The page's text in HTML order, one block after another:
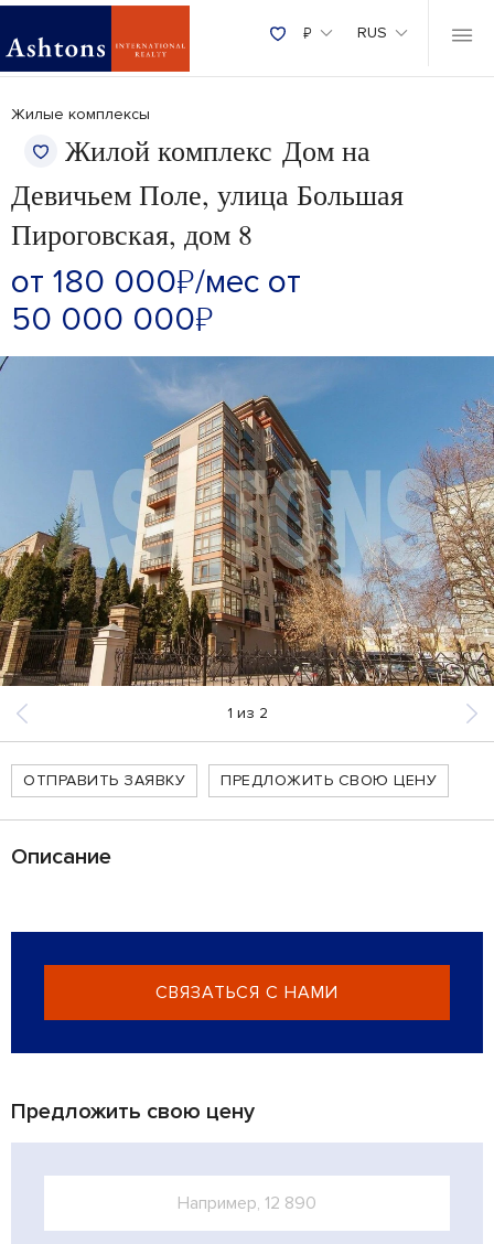
₽ RUS
Жилые комплексы
Жилой комплекс Дом на
Девичьем Поле, улица Большая
Пироговская, дом 8
от 180 000₽/мес от
50 000 000₽
1 из 2
ОТПРАВИТЬ ЗАЯВКУ ПРЕДЛОЖИТЬ СВОЮ ЦЕНУ
Описание
СВЯЗАТЬСЯ С НАМИ
Предложить свою цену